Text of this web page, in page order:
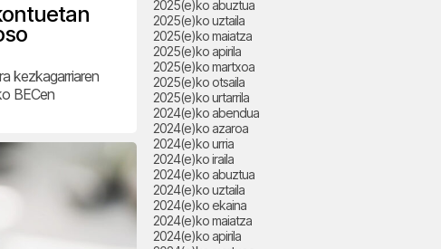
kezkagarriaren
BECen
2025(e)ko abuztua
2025(e)ko uztaila
2025(e)ko maiatza
2025(e)ko apirila
2025(e)ko martxoa
2025(e)ko otsaila
2025(e)ko urtarrila
2024(e)ko abendua
2024(e)ko azaroa
2024(e)ko urria
2024(e)ko iraila
2024(e)ko abuztua
2024(e)ko uztaila
2024(e)ko ekaina
2024(e)ko maiatza
2024(e)ko apirila